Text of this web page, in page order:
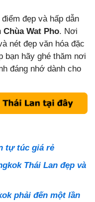
đẹp và hấp dẫn
Chùa Wat Pho. Nơi
nét đẹp văn hóa đặc
bạn hãy ghé thăm nơi
đáng nhớ dành cho
tự túc giá rẻ
Thái Lan đẹp và
phải đến một lần